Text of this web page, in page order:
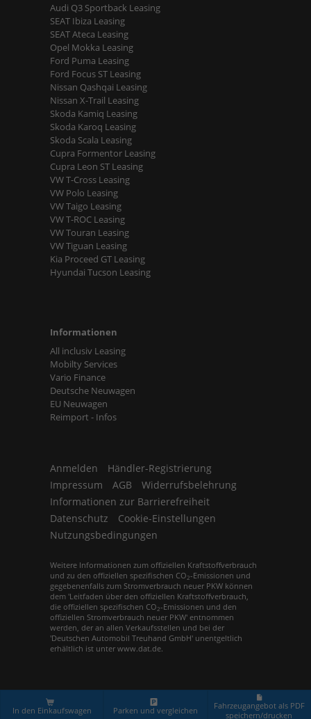
In den Einkaufswagen Parken und vergleichen
Fahrzeugangebot als PDF
speichern/drucken
Audi Q3 Sportback Leasing
SEAT Ibiza Leasing
SEAT Ateca Leasing
Opel Mokka Leasing
Ford Puma Leasing
Ford Focus ST Leasing
Nissan Qashqai Leasing
Nissan X-Trail Leasing
Skoda Kamiq Leasing
Skoda Karoq Leasing
Skoda Scala Leasing
Cupra Formentor Leasing
Cupra Leon ST Leasing
VW T-Cross Leasing
VW Polo Leasing
VW Taigo Leasing
VW T-ROC Leasing
VW Touran Leasing
VW Tiguan Leasing
Kia Proceed GT Leasing
Hyundai Tucson Leasing
Informationen
All inclusiv Leasing
Mobilty Services
Vario Finance
Deutsche Neuwagen
EU Neuwagen
Reimport - Infos
Anmelden
Händler-Registrierung
Impressum
AGB
Widerrufsbelehrung
Informationen zur Barrierefreiheit
Datenschutz
Cookie-Einstellungen
Nutzungsbedingungen
Weitere Informationen zum offiziellen Kraftstoffverbrauch
und zu den offiziellen spezifischen CO2-Emissionen und
gegebenenfalls zum Stromverbrauch neuer PKW können
dem 'Leitfaden über den offiziellen Kraftstoffverbrauch,
die offiziellen spezifischen CO2-Emissionen und den
offiziellen Stromverbrauch neuer PKW' entnommen
werden, der an allen Verkaufsstellen und bei der
'Deutschen Automobil Treuhand GmbH' unentgeltlich
erhältlich ist unter www.dat.de.
80802
München,+49 (0)89 / 21 52 62 50